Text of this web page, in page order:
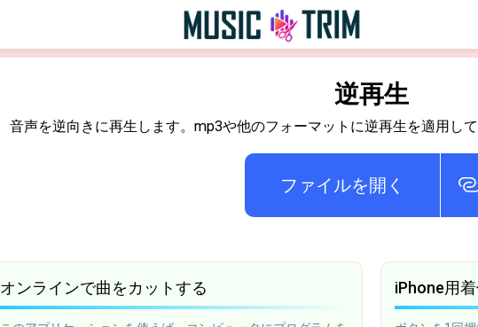
逆再生
音声を逆向きに再生します。mp3や他のフォーマットに逆再生を適用し
ファイルを開く
オンラインで曲をカットする iPhone用